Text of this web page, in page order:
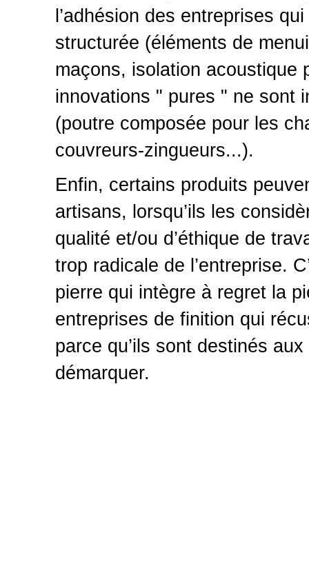
l’adhésion des entreprises
structurée (éléments de
maçons, isolation acoustique
innovations " pures " ne sont
(poutre composée pour les
couvreurs-zingueurs...).
Enfin, certains produits
artisans, lorsqu’ils les
qualité et/ou d’éthique de
trop radicale de l’entreprise.
pierre qui intègre à regret la
entreprises de finition qui
parce qu’ils sont destinés
démarquer.